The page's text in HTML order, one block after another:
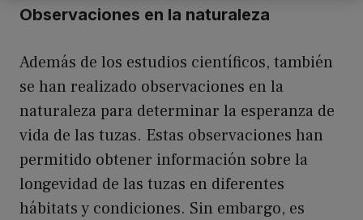
Observaciones en la naturaleza
Además de los estudios científicos, también
se han realizado observaciones en la
naturaleza para determinar la esperanza de
vida de las tuzas. Estas observaciones han
permitido obtener información sobre la
longevidad de las tuzas en diferentes
hábitats y condiciones. Sin embargo, es